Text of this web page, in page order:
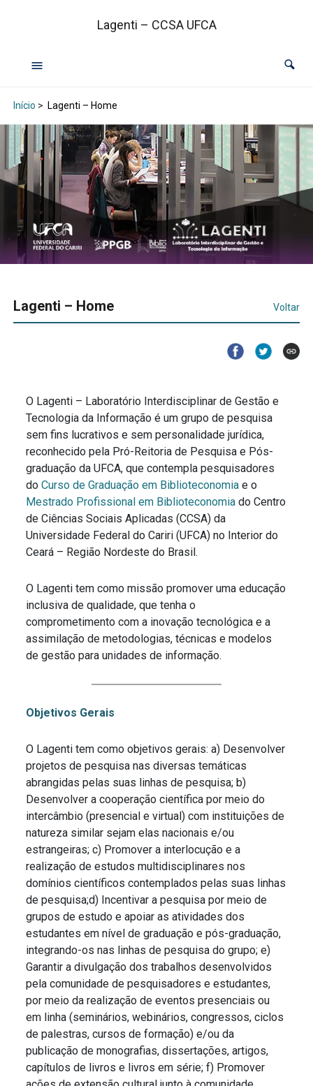
Lagenti – CCSA UFCA
Início > Lagenti – Home
Lagenti – Home Voltar
O Lagenti – Laboratório Interdisciplinar de Gestão e
Tecnologia da Informação é um grupo de pesquisa
sem fins lucrativos e sem personalidade jurídica,
reconhecido pela Pró-Reitoria de Pesquisa e Pós-
graduação da UFCA, que contempla pesquisadores
doCurso de Graduação em Biblioteconomia e o
Mestrado Profissional em Biblioteconomia do Centro
de Ciências Sociais Aplicadas (CCSA) da
Universidade Federal do Cariri (UFCA) no Interior do
Ceará – Região Nordeste do Brasil.
O Lagenti tem como missão promover uma educação
inclusiva de qualidade, que tenha o
comprometimento com a inovação tecnológica e a
assimilação de metodologias, técnicas e modelos
de gestão para unidades de informação.
Objetivos Gerais
O Lagenti tem como objetivos gerais: a) Desenvolver
projetos de pesquisa nas diversas temáticas
abrangidas pelas suas linhas de pesquisa; b)
Desenvolver a cooperação científica por meio do
intercâmbio (presencial e virtual) com instituições de
natureza similar sejam elas nacionais e/ou
estrangeiras; c) Promover a interlocução e a
realização de estudos multidisciplinares nos
domínios científicos contemplados pelas suas linhas
de pesquisa;d) Incentivar a pesquisa por meio de
grupos de estudo e apoiar as atividades dos
estudantes em nível de graduação e pós-graduação,
integrando-os nas linhas de pesquisa do grupo; e)
Garantir a divulgação dos trabalhos desenvolvidos
pela comunidade de pesquisadores e estudantes,
por meio da realização de eventos presenciais ou
em linha (seminários, webinários, congressos, ciclos
de palestras, cursos de formação) e/ou da
publicação de monografias, dissertações, artigos,
capítulos de livros e livros em série; f) Promover